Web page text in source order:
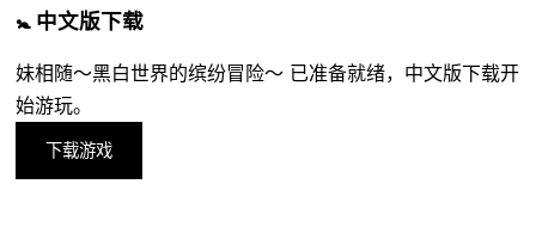
🚼 中文版下载
妹相随～黑白世界的缤纷冒险～ 已准备就绪，中文版下载开
始游玩。
下载游戏